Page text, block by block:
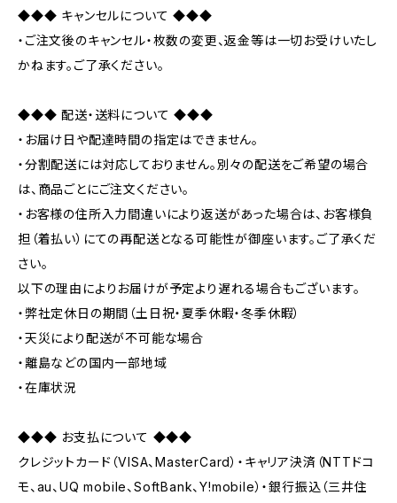
◆◆◆ キャンセルについて ◆◆◆
・ご注文後のキャンセル・枚数の変更、返金等は一切お受けいたし
かねます。ご了承ください。
◆◆◆ 配送・送料について ◆◆◆
・お届け日や配達時間の指定はできません。
・分割配送には対応しておりません。別々の配送をご希望の場合
は、商品ごとにご注文ください。
・お客様の住所入力間違いにより返送があった場合は、お客様負
担（着払い）にての再配送となる可能性が御座います。ご了承くだ
さい。
以下の理由によりお届けが予定より遅れる場合もございます。
・弊社定休日の期間（土日祝・夏季休暇・冬季休暇）
・天災により配送が不可能な場合
・離島などの国内一部地域
・在庫状況
◆◆◆ お支払について ◆◆◆
クレジットカード（VISA、MasterCard）・キャリア決済（NTTドコ
モ、au、UQ mobile、SoftBank、Y!mobile）・銀行振込（三井住